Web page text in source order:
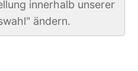
innerhalb unserer
ändern.